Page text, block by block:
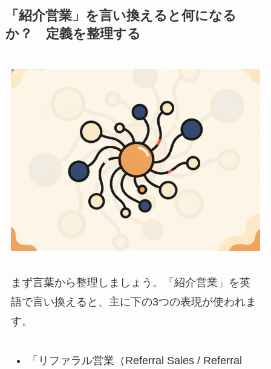
「紹介営業」を言い換えると何になる
か？ 定義を整理する
まず言葉から整理しましょう。「紹介営業」を英
語で言い換えると、主に下の3つの表現が使われま
す。
「リファラル営業（Referral Sales / Referral